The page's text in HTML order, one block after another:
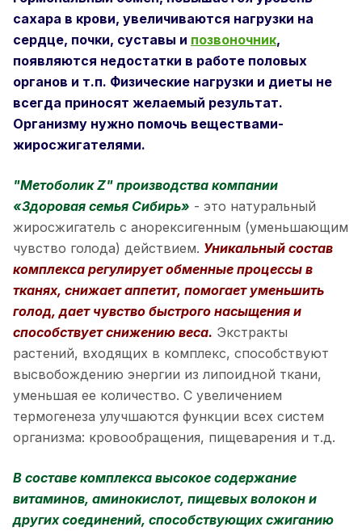
сахара в крови, увеличиваются нагрузки на
сердце, почки, суставы и позвоночник,
появляются недостатки в работе половых
органов и т.п. Физические нагрузки и диеты не
всегда приносят желаемый результат.
Организму нужно помочь веществами-
жиросжигателями.
"Метоболик Z" производства компании
«Здоровая семья Сибирь» - это натуральный
жиросжигатель с анорексигенным (уменьшающим
чувство голода) действием. Уникальный состав
комплекса регулирует обменные процессы в
тканях, снижает аппетит, помогает уменьшить
голод, дает чувство быстрого насыщения и
способствует снижению веса. Экстракты
растений, входящих в комплекс, способствуют
высвобождению энергии из липоидной ткани,
уменьшая ее количество. С увеличением
термогенеза улучшаются функции всех систем
организма: кровообращения, пищеварения и т.д.
В составе комплекса высокое содержание
витаминов, аминокислот, пищевых волокон и
других соединений, способствующих сжиганию